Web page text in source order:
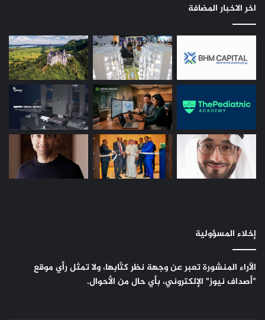
اخر الاخبار المضافة
إخلاء المسؤولية
الآراء المنشورة تعبر عن وجهة نظر كتَّابها، ولا تمثل رأي موقع
"أصداف نيوز" الإلكتروني، بأي حال من الأحوال.